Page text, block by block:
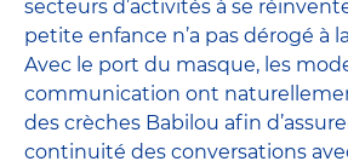
secteurs d’activités à se
petite enfance n’a pas dérogé à
Avec le port du masque, les
communication ont
des crèches Babilou afin
continuité des conversations